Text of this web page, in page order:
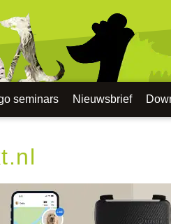
seminars Nieuwsbrief